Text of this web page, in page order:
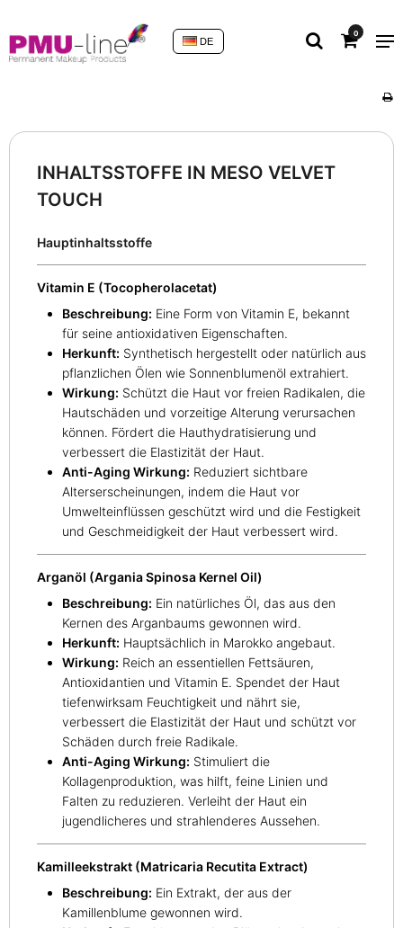
0
DE
INHALTSSTOFFE IN MESO VELVET
TOUCH
Hauptinhaltsstoffe
Vitamin E (Tocopherolacetat)
Beschreibung: Eine Form von Vitamin E, bekannt
für seine antioxidativen Eigenschaften.
Herkunft: Synthetisch hergestellt oder natürlich aus
pflanzlichen Ölen wie Sonnenblumenöl extrahiert.
Wirkung: Schützt die Haut vor freien Radikalen, die
Hautschäden und vorzeitige Alterung verursachen
können. Fördert die Hauthydratisierung und
verbessert die Elastizität der Haut.
Anti-Aging Wirkung: Reduziert sichtbare
Alterserscheinungen, indem die Haut vor
Umwelteinflüssen geschützt wird und die Festigkeit
und Geschmeidigkeit der Haut verbessert wird.
Arganöl (Argania Spinosa Kernel Oil)
Beschreibung: Ein natürliches Öl, das aus den
Kernen des Arganbaums gewonnen wird.
Herkunft: Hauptsächlich in Marokko angebaut.
Wirkung: Reich an essentiellen Fettsäuren,
Antioxidantien und Vitamin E. Spendet der Haut
tiefenwirksam Feuchtigkeit und nährt sie,
verbessert die Elastizität der Haut und schützt vor
Schäden durch freie Radikale.
Anti-Aging Wirkung: Stimuliert die
Kollagenproduktion, was hilft, feine Linien und
Falten zu reduzieren. Verleiht der Haut ein
jugendlicheres und strahlenderes Aussehen.
Kamilleekstrakt (Matricaria Recutita Extract)
Beschreibung: Ein Extrakt, der aus der
Kamillenblume gewonnen wird.